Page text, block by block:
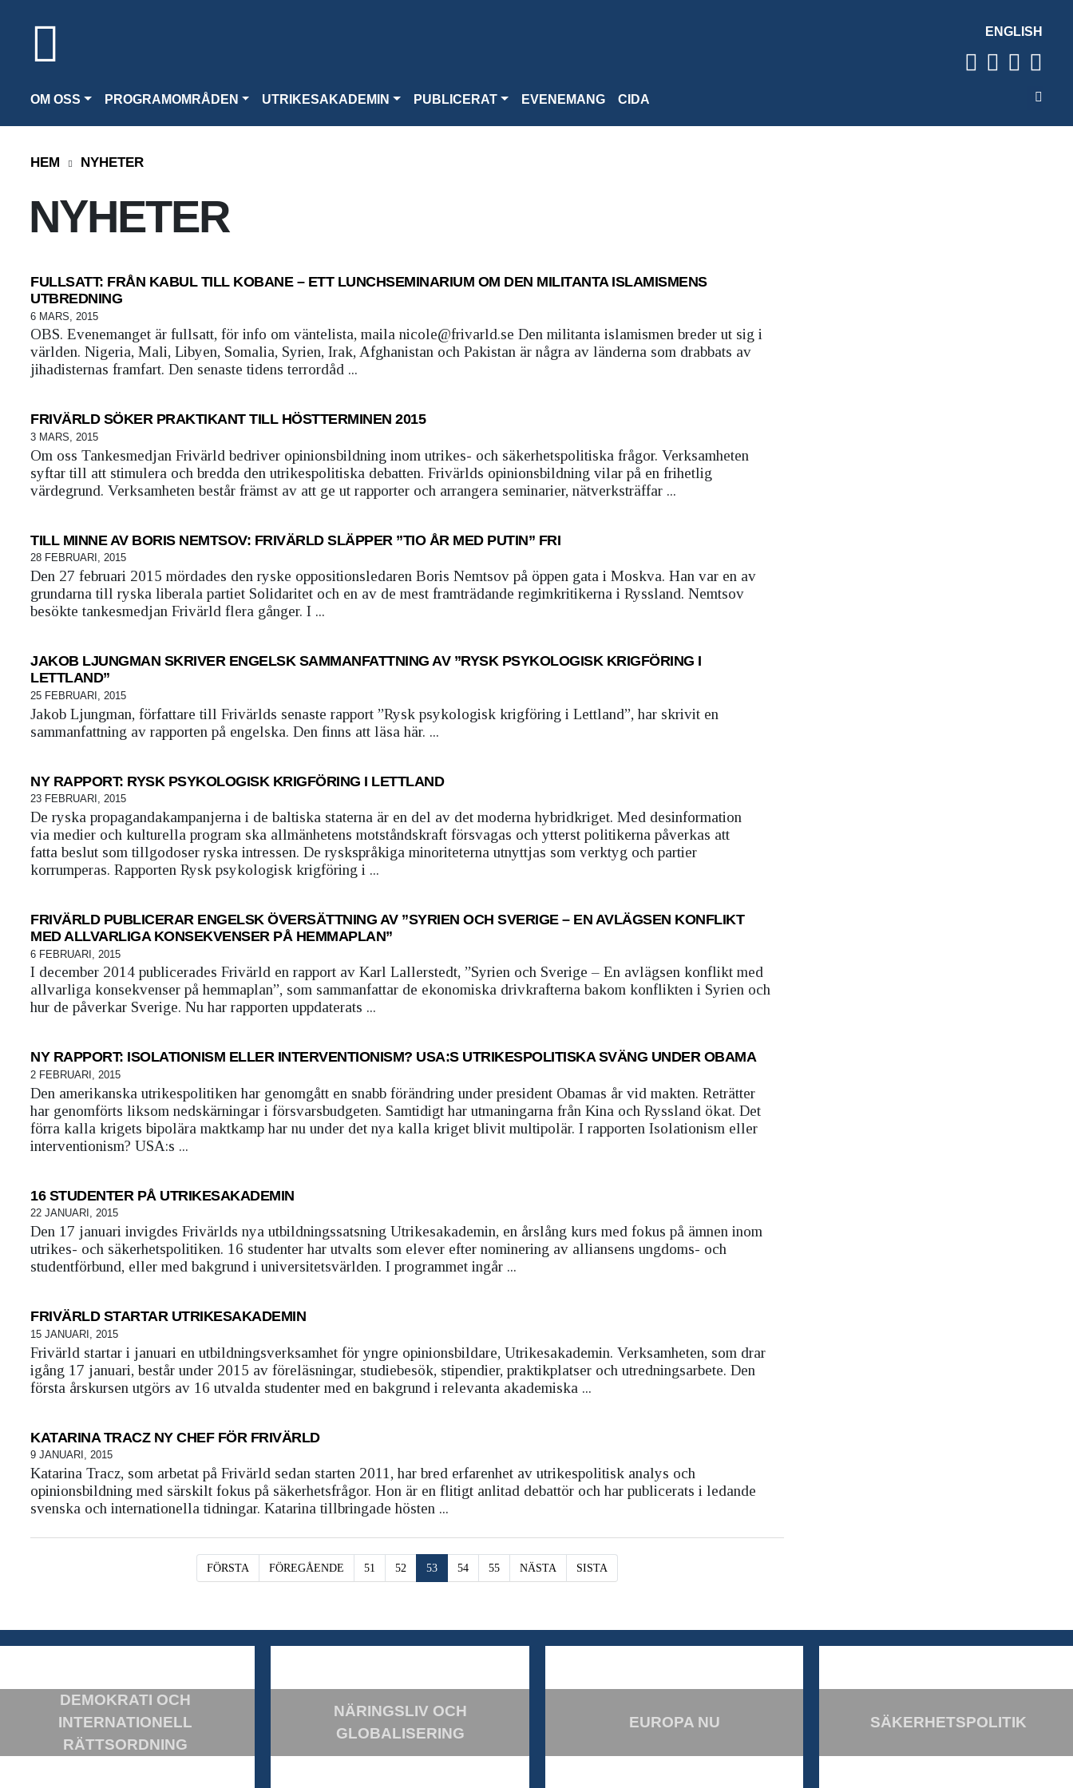
ENGLISH
OM OSS PROGRAMOMRÅDEN UTRIKESAKADEMIN PUBLICERAT EVENEMANG CIDA
HEM NYHETER
NYHETER
FULLSATT: FRÅN KABUL TILL KOBANE – ETT LUNCHSEMINARIUM OM DEN MILITANTA ISLAMISMENS
UTBREDNING
6 MARS, 2015
OBS. Evenemanget är fullsatt, för info om väntelista, maila nicole@frivarld.se Den militanta islamismen breder ut sig i
världen. Nigeria, Mali, Libyen, Somalia, Syrien, Irak, Afghanistan och Pakistan är några av länderna som drabbats av
jihadisternas framfart. Den senaste tidens terrordåd ...
FRIVÄRLD SÖKER PRAKTIKANT TILL HÖSTTERMINEN 2015
3 MARS, 2015
Om oss Tankesmedjan Frivärld bedriver opinionsbildning inom utrikes­- och säkerhetspolitiska frågor. Verksamheten
syftar till att stimulera och bredda den utrikespolitiska debatten. Frivärlds opinionsbildning vilar på en frihetlig
värdegrund. Verksamheten består främst av att ge ut rapporter och arrangera seminarier, nätverksträffar ...
TILL MINNE AV BORIS NEMTSOV: FRIVÄRLD SLÄPPER ”TIO ÅR MED PUTIN” FRI
28 FEBRUARI, 2015
Den 27 februari 2015 mördades den ryske oppositionsledaren Boris Nemtsov på öppen gata i Moskva. Han var en av
grundarna till ryska liberala partiet Solidaritet och en av de mest framträdande regimkritikerna i Ryssland. Nemtsov
besökte tankesmedjan Frivärld flera gånger. I ...
JAKOB LJUNGMAN SKRIVER ENGELSK SAMMANFATTNING AV ”RYSK PSYKOLOGISK KRIGFÖRING I
LETTLAND”
25 FEBRUARI, 2015
Jakob Ljungman, författare till Frivärlds senaste rapport ”Rysk psykologisk krigföring i Lettland”, har skrivit en
sammanfattning av rapporten på engelska. Den finns att läsa här. ...
NY RAPPORT: RYSK PSYKOLOGISK KRIGFÖRING I LETTLAND
23 FEBRUARI, 2015
De ryska propagandakampanjerna i de baltiska staterna är en del av det moderna hybridkriget. Med desinformation
via medier och kulturella program ska allmänhetens motståndskraft försvagas och ytterst politikerna påverkas att
fatta beslut som tillgodoser ryska intressen. De ryskspråkiga minoriteterna utnyttjas som verktyg och partier
korrumperas. Rapporten Rysk psykologisk krigföring i ...
FRIVÄRLD PUBLICERAR ENGELSK ÖVERSÄTTNING AV ”SYRIEN OCH SVERIGE – EN AVLÄGSEN KONFLIKT
MED ALLVARLIGA KONSEKVENSER PÅ HEMMAPLAN”
6 FEBRUARI, 2015
I december 2014 publicerades Frivärld en rapport av Karl Lallerstedt, ”Syrien och Sverige – En avlägsen konflikt med
allvarliga konsekvenser på hemmaplan”, som sammanfattar de ekonomiska drivkrafterna bakom konflikten i Syrien och
hur de påverkar Sverige. Nu har rapporten uppdaterats ...
NY RAPPORT: ISOLATIONISM ELLER INTERVENTIONISM? USA:S UTRIKESPOLITISKA SVÄNG UNDER OBAMA
2 FEBRUARI, 2015
Den amerikanska utrikespolitiken har genomgått en snabb förändring under president Obamas år vid makten. Reträtter
har genomförts liksom nedskärningar i försvarsbudgeten. Samtidigt har utmaningarna från Kina och Ryssland ökat. Det
förra kalla krigets bipolära maktkamp har nu under det nya kalla kriget blivit multipolär. I rapporten Isolationism eller
interventionism? USA:s ...
16 STUDENTER PÅ UTRIKESAKADEMIN
22 JANUARI, 2015
Den 17 januari invigdes Frivärlds nya utbildningssatsning Utrikesakademin, en årslång kurs med fokus på ämnen inom
utrikes- och säkerhetspolitiken. 16 studenter har utvalts som elever efter nominering av alliansens ungdoms- och
studentförbund, eller med bakgrund i universitetsvärlden. I programmet ingår ...
FRIVÄRLD STARTAR UTRIKESAKADEMIN
15 JANUARI, 2015
Frivärld startar i januari en utbildningsverksamhet för yngre opinionsbildare, Utrikesakademin. Verksamheten, som drar
igång 17 januari, består under 2015 av föreläsningar, studiebesök, stipendier, praktikplatser och utredningsarbete. Den
första årskursen utgörs av 16 utvalda studenter med en bakgrund i relevanta akademiska ...
KATARINA TRACZ NY CHEF FÖR FRIVÄRLD
9 JANUARI, 2015
Katarina Tracz, som arbetat på Frivärld sedan starten 2011, har bred erfarenhet av utrikespolitisk analys och
opinionsbildning med särskilt fokus på säkerhetsfrågor. Hon är en flitigt anlitad debattör och har publicerats i ledande
svenska och internationella tidningar. Katarina tillbringade hösten ...
FÖRSTA FÖREGÅENDE 51 52 53 54 55 NÄSTA SISTA
DEMOKRATI OCH
INTERNATIONELL
RÄTTSORDNING
NÄRINGSLIV OCH
GLOBALISERING
EUROPA NU SÄKERHETSPOLITIK